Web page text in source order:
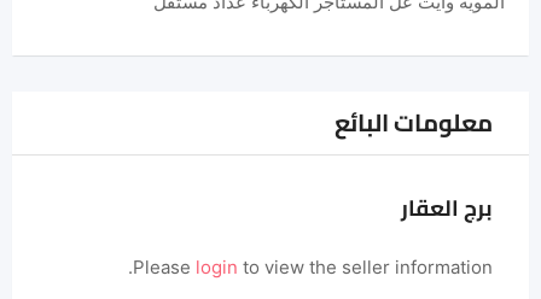
معلومات البائع
برج العقار
Please login to view the seller information.